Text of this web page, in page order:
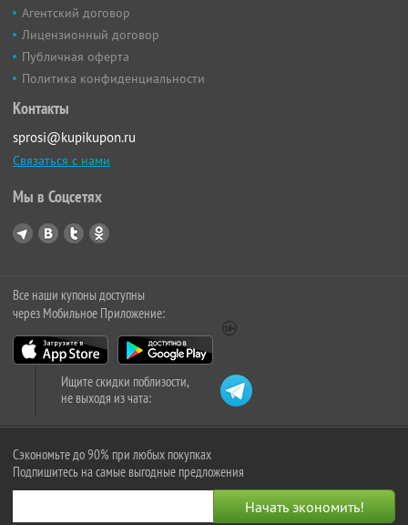
Агентский договор
Лицензионный договор
Публичная оферта
Политика конфиденциальности
Контакты
sprosi@kupikupon.ru
Связаться с нами
Мы в Соцсетях
Все наши купоны доступны
через Мобильное Приложение:
Ищите скидки поблизости,
не выходя из чата:
Сэкономьте до 90% при любых покупках
Подпишитесь на самые выгодные предложения